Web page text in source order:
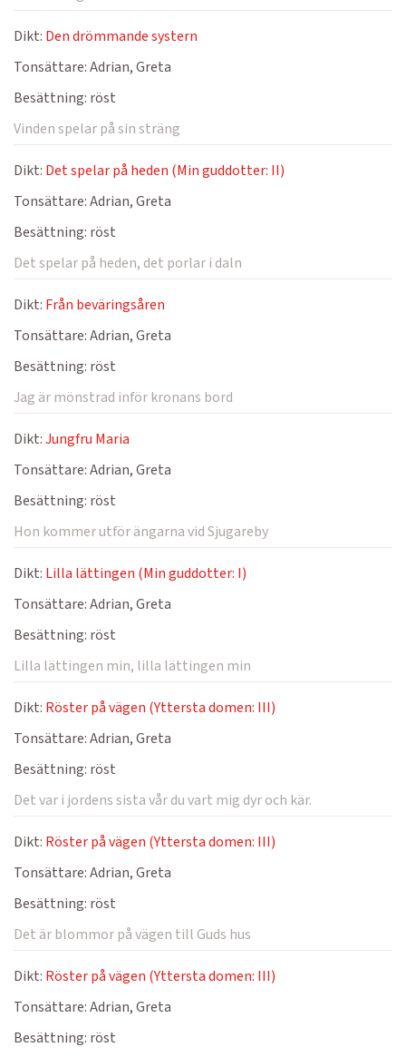
Dikt: Den drömmande systern
Tonsättare:Adrian, Greta
Besättning: röst
Vinden spelar på sin sträng
Dikt: Det spelar på heden (Min guddotter: II)
Tonsättare:Adrian, Greta
Besättning: röst
Det spelar på heden, det porlar i daln
Dikt: Från beväringsåren
Tonsättare:Adrian, Greta
Besättning: röst
Jag är mönstrad inför kronans bord
Dikt:Jungfru Maria
Tonsättare:Adrian, Greta
Besättning: röst
Hon kommer utför ängarna vid Sjugareby
Dikt: Lilla lättingen (Min guddotter: I)
Tonsättare:Adrian, Greta
Besättning: röst
Lilla lättingen min, lilla lättingen min
Dikt: Röster på vägen (Yttersta domen: III)
Tonsättare:Adrian, Greta
Besättning: röst
Det var i jordens sista vår du vart mig dyr och kär.
Dikt: Röster på vägen (Yttersta domen: III)
Tonsättare:Adrian, Greta
Besättning: röst
Det är blommor på vägen till Guds hus
Dikt: Röster på vägen (Yttersta domen: III)
Tonsättare:Adrian, Greta
Besättning: röst